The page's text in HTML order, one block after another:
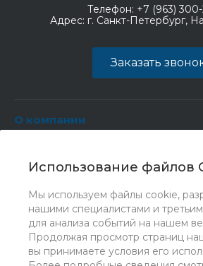
Использование файлов
Мы используем файлы cookie,
нашими специалистами и
для анализа событий на нашем
Продолжая просмотр страниц
вы принимаете условия его
Телефон: +7 (963)
Адрес: г. Санкт-Петербург,
Заказать
О компании
Услуги